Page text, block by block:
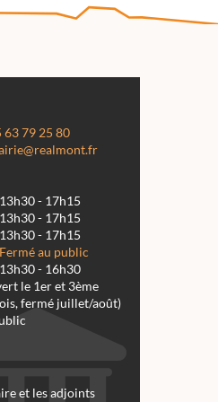
63 79 25 80
- 17h15
- 17h15
- 17h15
au public
- 16h30
le 1er et 3ème
fermé juillet/août)
et les adjoints